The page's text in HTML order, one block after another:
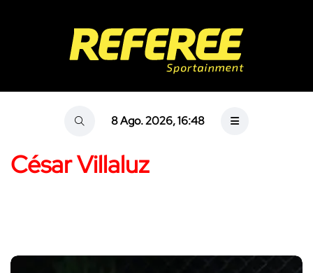
8 Ago. 2026, 16:48
César Villaluz